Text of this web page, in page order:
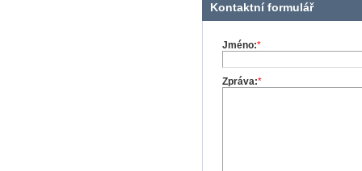
Kontaktní formulář
Jméno:*
Zpráva:*